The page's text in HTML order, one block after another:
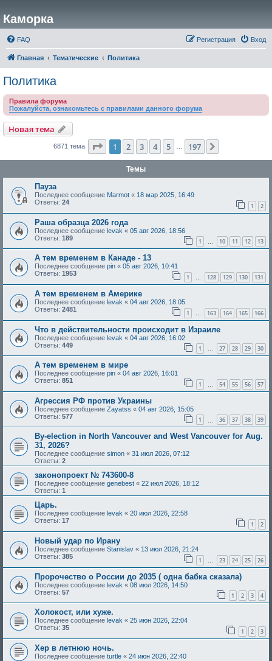
Каморка
FAQ Вход
Регистрация
Главная Тематические Политика
Политика
Правила форума
Пожалуйста, ознакомьтесь с правилами данного форума
Новая тема
6871 тема Страница из 197
1 2 3 4 5 197
Темы
Пауза
Последнее сообщение Marmot « 18 мар 2025, 16:49
Ответы: 24 1 2
Раша образца 2026 года
Последнее сообщение levak « 05 авг 2026, 18:56
Ответы: 189 1 10 11 12 13
А тем временем в Канаде - 13
Последнее сообщение pin « 05 авг 2026, 10:41
Ответы: 1953 1 … 128 129 130 131
А тем временем в Америке
Последнее сообщение levak « 04 авг 2026, 18:05
Ответы: 2481 1 … 163 164 165 166
Что в действительности происходит в Израиле
Последнее сообщение levak « 04 авг 2026, 16:02
Ответы: 449 1 27 28 29 30
А тем временем в мире
Последнее сообщение pin « 04 авг 2026, 16:01
Ответы: 851 1 … 54 55 56 57
Агрессия РФ против Украины
Последнее сообщение Zayatss « 04 авг 2026, 15:05
Ответы: 577 1 36 37 38 39
By-election in North Vancouver and West Vancouver for Aug.
31, 2026?
Последнее сообщение simon « 31 июл 2026, 07:12
Ответы: 2
законопроект № 743600-8
Последнее сообщение genebest « 22 июл 2026, 18:12
Ответы: 1
Царь.
Последнее сообщение levak « 20 июл 2026, 22:58
Ответы: 17 1 2
Новый удар по Ирану
Последнее сообщение Stanislav « 13 июл 2026, 21:24
Ответы: 385 1 … 23 24 25 26
Пророчество о России до 2035 ( одна бабка сказала)
Последнее сообщение levak « 08 июл 2026, 14:50
Ответы: 57 1 2 3 4
Холокост, или хуже.
Последнее сообщение levak « 25 июн 2026, 22:04
Ответы: 35 1 2 3
Хер в летнюю ночь.
Последнее сообщение turtle « 24 июн 2026, 22:40